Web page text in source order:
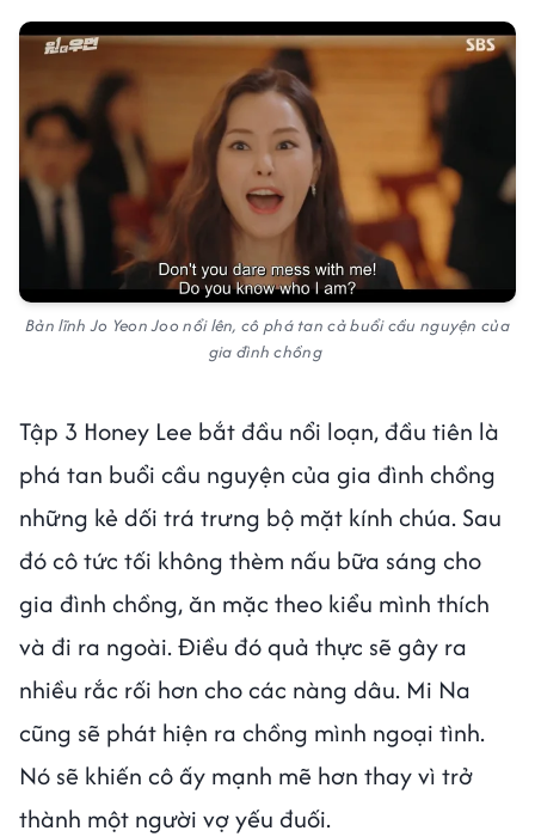
Bản lĩnh Jo Yeon Joo nổi lên, cô phá tan cả buổi cầu nguyện của
gia đình chồng
Tập 3 Honey Lee bắt đầu nổi loạn, đầu tiên là
phá tan buổi cầu nguyện của gia đình chồng
những kẻ dối trá trưng bộ mặt kính chúa. Sau
đó cô tức tối không thèm nấu bữa sáng cho
gia đình chồng, ăn mặc theo kiểu mình thích
và đi ra ngoài. Điều đó quả thực sẽ gây ra
nhiều rắc rối hơn cho các nàng dâu. Mi Na
cũng sẽ phát hiện ra chồng mình ngoại tình.
Nó sẽ khiến cô ấy mạnh mẽ hơn thay vì trở
thành một người vợ yếu đuối.